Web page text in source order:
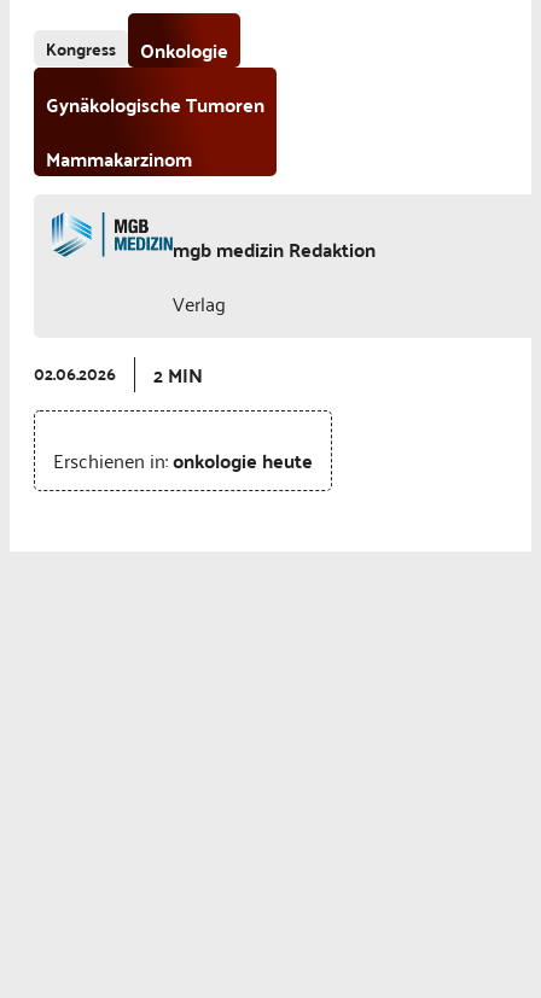
Kongress
Onkologie
Gynäkologische Tumoren
Mammakarzinom
mgb medizin Redaktion
Verlag
02.06.2026 2 MIN
Erschienen in:onkologie heute